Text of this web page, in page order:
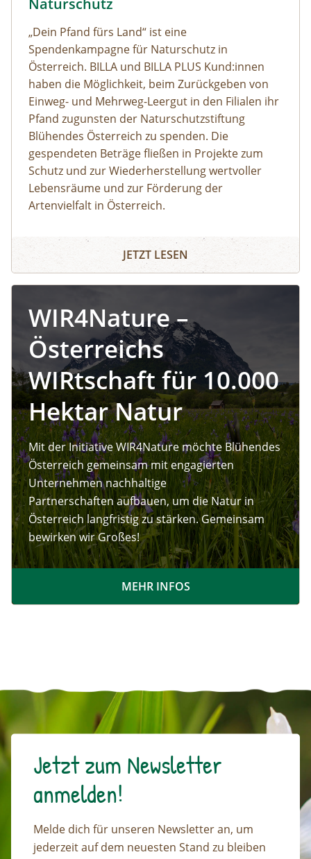
Naturschutz
„Dein Pfand fürs Land“ ist eine
Spendenkampagne für Naturschutz in
Österreich. BILLA und BILLA PLUS Kund:innen
haben die Möglichkeit, beim Zurückgeben von
Einweg- und Mehrweg-Leergut in den Filialen ihr
Pfand zugunsten der Naturschutzstiftung
Blühendes Österreich zu spenden. Die
gespendeten Beträge fließen in Projekte zum
Schutz und zur Wiederherstellung wertvoller
Lebensräume und zur Förderung der
Artenvielfalt in Österreich.
JETZT LESEN
WIR4Nature –
Österreichs
WIRtschaft für 10.000
Hektar Natur
Mit der Initiative WIR4Nature möchte Blühendes
Österreich gemeinsam mit engagierten
Unternehmen nachhaltige
Partnerschaften aufbauen, um die Natur in
Österreich langfristig zu stärken. Gemeinsam
bewirken wir Großes!
MEHR INFOS
Jetzt zum Newsletter
anmelden!
Melde dich für unseren Newsletter an, um
jederzeit auf dem neuesten Stand zu bleiben